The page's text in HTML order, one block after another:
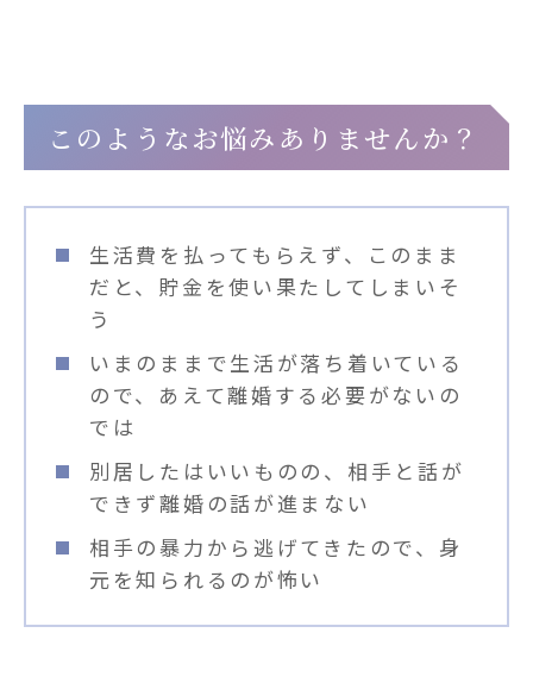
このようなお悩みありませんか？
生活費を払ってもらえず、このまま
だと、貯金を使い果たしてしまいそ
う
いまのままで生活が落ち着いている
ので、あえて離婚する必要がないの
では
別居したはいいものの、相手と話が
できず離婚の話が進まない
相手の暴力から逃げてきたので、身
元を知られるのが怖い